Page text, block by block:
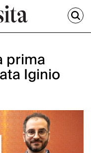
prima
Iginio